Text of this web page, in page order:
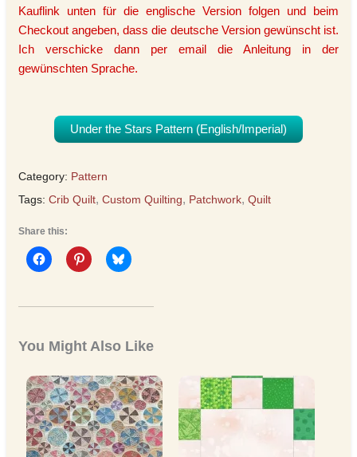
Kauflink unten für die englische Version folgen und beim
Checkout angeben, dass die deutsche Version gewünscht ist.
Ich verschicke dann per email die Anleitung in der
gewünschten Sprache.
Under the Stars Pattern (English/Imperial)
Category: Pattern
Tags: Crib Quilt, Custom Quilting, Patchwork, Quilt
Share this:
You Might Also Like